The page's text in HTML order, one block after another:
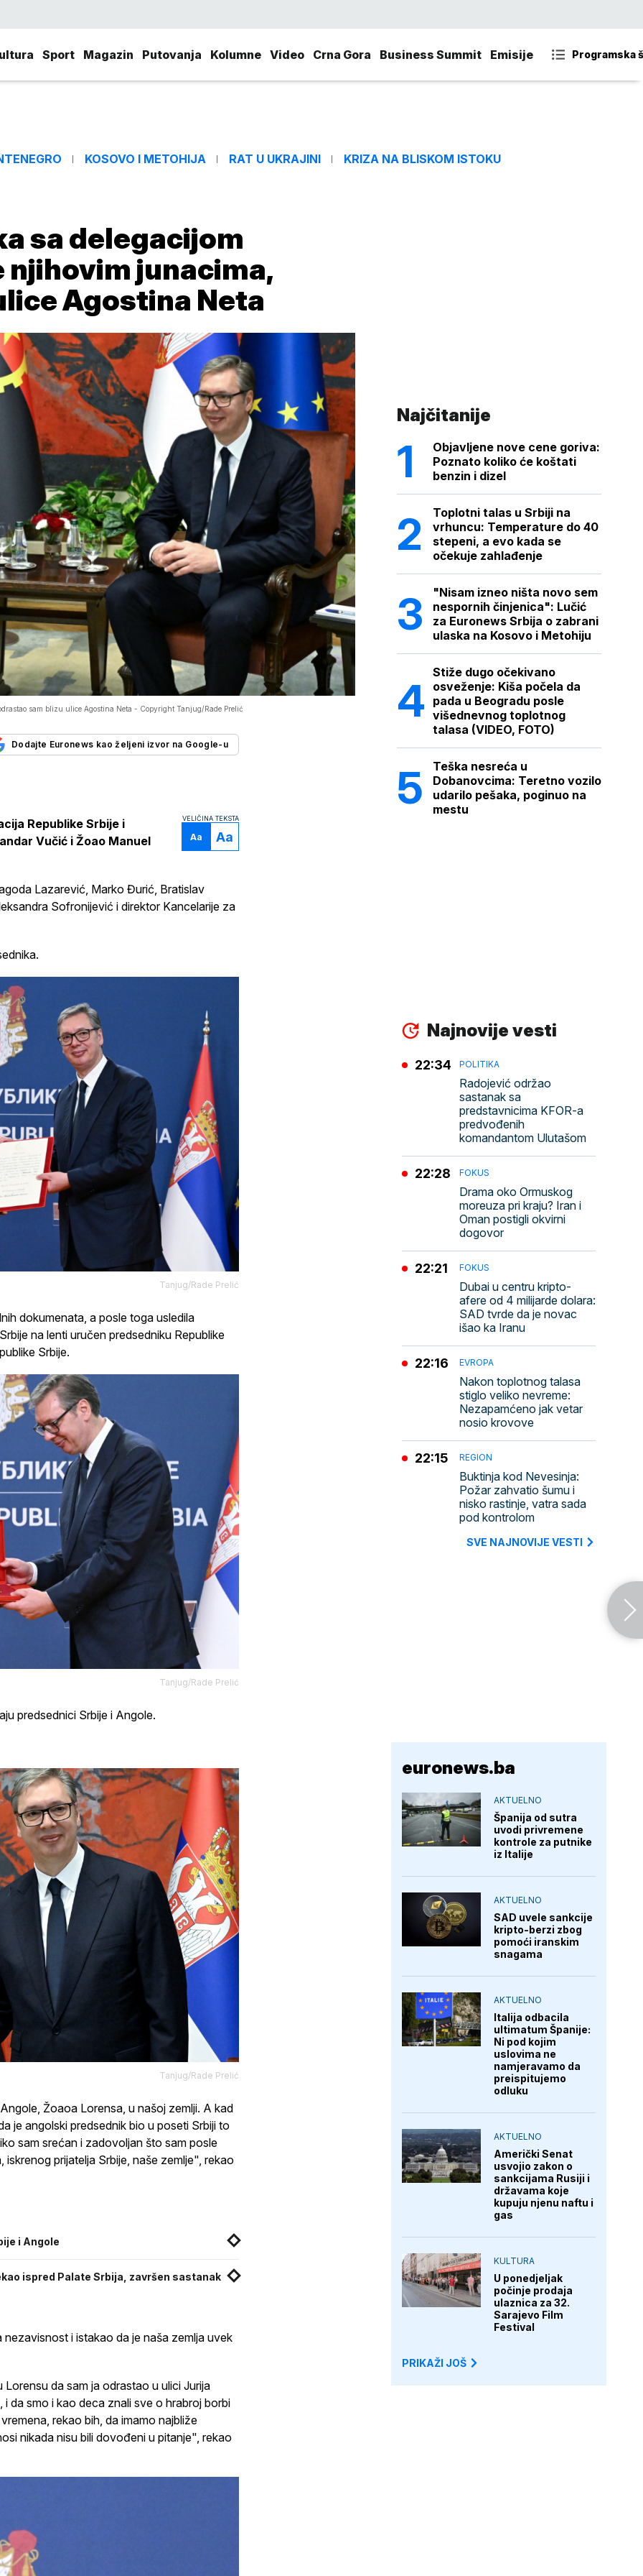
Sport Magazin Putovanja Kolumne Video Crna Gora Business Summit Emisije Programska
KOSOVO I METOHIJA RAT U UKRAJINI KRIZA NA BLISKOM ISTOKU
sa delegacijom
njihovim junacima,
Agostina Neta
sam blizu ulice Agostina Neta - Copyright Tanjug/Rade Prelić
Dodajte Euronews kao željeni izvor na Google-u
VELIČINA TEKSTA
Aa Aa
Republike Srbije i
Vučić i Žoao Manuel
Lazarević, Marko Đurić, Bratislav
Sofronijević i direktor Kancelarije za
Tanjug/Rade Prelić
dokumenata, a posle toga usledila
na lenti uručen predsedniku Republike
Srbije.
Tanjug/Rade Prelić
predsednici Srbije i Angole.
Tanjug/Rade Prelić
Žoaoa Lorensa, u našoj zemlji. A kad
je angolski predsednik bio u poseti Srbiji to
sam srećan i zadovoljan što sam posle
prijatelja Srbije, naše zemlje", rekao
i Angole
ispred Palate Srbija, završen sastanak
nezavisnost i istakao da je naša zemlja uvek
Lorensu da sam ja odrastao u ulici Jurija
i da smo i kao deca znali sve o hrabroj borbi
rekao bih, da imamo najbliže
nikada nisu bili dovođeni u pitanje", rekao
Najčitanije
Objavljene nove cene goriva:
Poznato koliko će koštati
benzin i dizel
Toplotni talas u Srbiji na
vrhuncu: Temperature do 40
stepeni, a evo kada se
očekuje zahlađenje
"Nisam izneo ništa novo sem
nespornih činjenica": Lučić
za Euronews Srbija o zabrani
ulaska na Kosovo i Metohiju
Stiže dugo očekivano
osveženje: Kiša počela da
pada u Beogradu posle
višednevnog toplotnog
talasa (VIDEO, FOTO)
Teška nesreća u
Dobanovcima: Teretno vozilo
udarilo pešaka, poginuo na
mestu
Najnovije vesti
POLITIKA
Radojević održao
sastanak sa
predstavnicima KFOR-a
predvođenih
komandantom Ulutašom
22:34
FOKUS
Drama oko Ormuskog
moreuza pri kraju? Iran i
Oman postigli okvirni
dogovor
22:28
FOKUS
Dubai u centru kripto-
afere od 4 milijarde dolara:
SAD tvrde da je novac
išao ka Iranu
22:21
EVROPA
Nakon toplotnog talasa
stiglo veliko nevreme:
Nezapamćeno jak vetar
nosio krovove
22:16
REGION
Buktinja kod Nevesinja:
Požar zahvatio šumu i
nisko rastinje, vatra sada
pod kontrolom
22:15
SVE NAJNOVIJE VESTI
euronews.ba
AKTUELNO
Španija od sutra
uvodi privremene
kontrole za putnike
iz Italije
AKTUELNO
SAD uvele sankcije
kripto-berzi zbog
pomoći iranskim
snagama
AKTUELNO
Italija odbacila
ultimatum Španije:
Ni pod kojim
uslovima ne
namjeravamo da
preispitujemo
odluku
AKTUELNO
Američki Senat
usvojio zakon o
sankcijama Rusiji i
državama koje
kupuju njenu naftu i
gas
KULTURA
U ponedjeljak
počinje prodaja
ulaznica za 32.
Sarajevo Film
Festival
PRIKAŽI JOŠ